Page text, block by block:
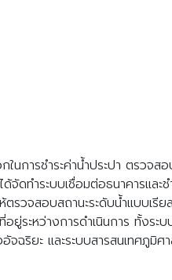
การชำระค่าน้ำประปา ตรวจส
ดทำระบบเชื่อมต่อธนาคารแล
ตรวจสอบสถานะระดับน้ำแบบ
ยู่ระหว่างการดำเนินการ ทั้ง
ริยะ และระบบสารสนเทศภูมิศ